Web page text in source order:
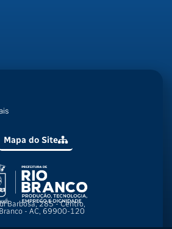
Mapa do Site
Barbosa, 285 - Centro,
- AC, 69900-120